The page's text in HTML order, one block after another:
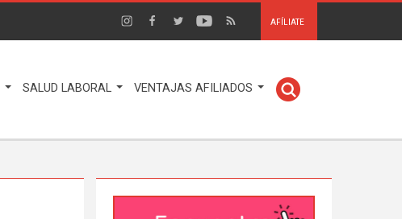
AFÍLIATE
SALUD LABORAL VENTAJAS AFILIADOS